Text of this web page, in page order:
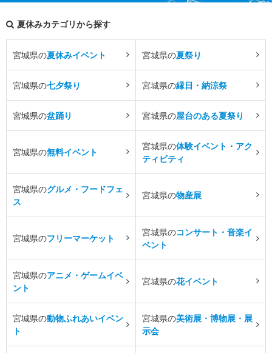
夏休みカテゴリから探す
宮城県の夏休みイベント 宮城県の夏祭り
宮城県の七夕祭り 宮城県の縁日・納涼祭
宮城県の盆踊り 宮城県の屋台のある夏祭り
宮城県の無料イベント
宮城県の体験イベント・アク
ティビティ
宮城県のグルメ・フードフェ
ス
宮城県の物産展
宮城県のフリーマーケット
宮城県のコンサート・音楽イ
ベント
宮城県のアニメ・ゲームイベ
ント
宮城県の花イベント
宮城県の動物ふれあいイベン
ト
宮城県の美術展・博物展・展
示会